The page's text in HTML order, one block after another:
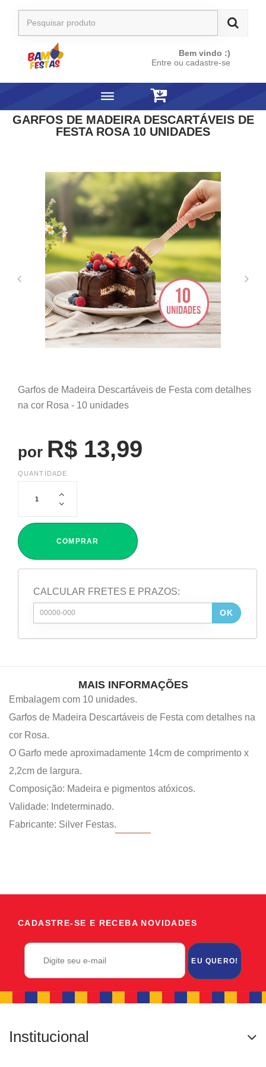
Bem vindo :)
Entre ou cadastre-se
GARFOS DE MADEIRA DESCARTÁVEIS DE
FESTA ROSA 10 UNIDADES
Garfos de Madeira Descartáveis de Festa com detalhes
na cor Rosa - 10 unidades
por R$ 13,99
QUANTIDADE
COMPRAR
CALCULAR FRETES E PRAZOS:
OK
MAIS INFORMAÇÕES
Embalagem com 10 unidades.
Garfos de Madeira Descartáveis de Festa com detalhes na
cor Rosa.
O Garfo mede aproximadamente 14cm de comprimento x
2,2cm de largura.
Composição: Madeira e pigmentos atóxicos.
Validade: Indeterminado.
Fabricante: Silver Festas.
CADASTRE-SE E RECEBA NOVIDADES
EU QUERO!
Institucional